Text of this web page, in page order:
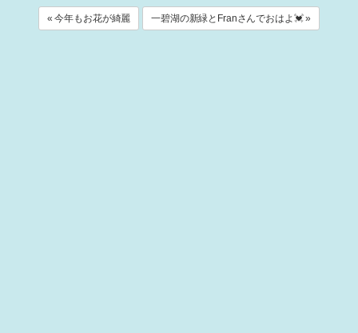
« 今年もお花が綺麗 一碧湖の新緑とFranさんでおはよ💓 »